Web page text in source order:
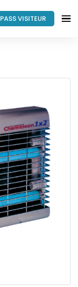
PASS VISITEUR